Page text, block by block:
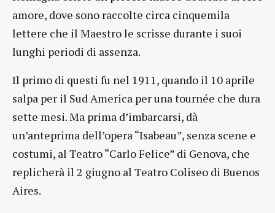
amore, dove sono raccolte circa cinquemila
lettere che il Maestro le scrisse durante i suoi
lunghi periodi di assenza.
Il primo di questi fu nel 1911, quando il 10 aprile
salpa per il Sud America per una tournée che dura
sette mesi. Ma prima d’imbarcarsi, dà
un’anteprima dell’opera “Isabeau”, senza scene e
costumi, al Teatro “Carlo Felice” di Genova, che
replicherà il 2 giugno al Teatro Coliseo di Buenos
Aires.